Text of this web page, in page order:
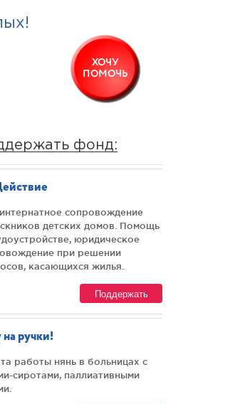
ХОЧУ
ПОМОЧЬ
фонд:
сопровождение
детских домов. Помощь
юридическое
при решении
касающихся жилья.
Поддержать
на ручки!
работы нянь в больницах с
сиротами, паллиативными